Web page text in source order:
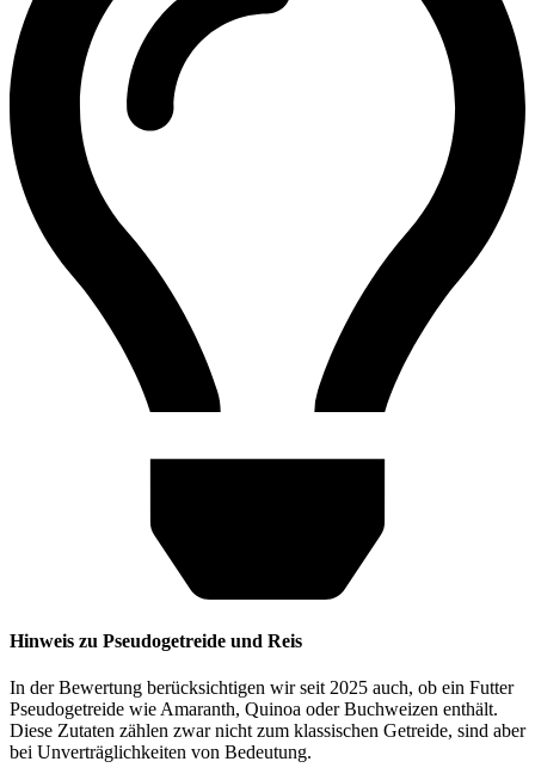
Hinweis zu Pseudogetreide und Reis
In der Bewertung berücksichtigen wir seit 2025 auch, ob ein Futter
Pseudogetreide wie Amaranth, Quinoa oder Buchweizen enthält.
Diese Zutaten zählen zwar nicht zum klassischen Getreide, sind aber
bei Unverträglichkeiten von Bedeutung.